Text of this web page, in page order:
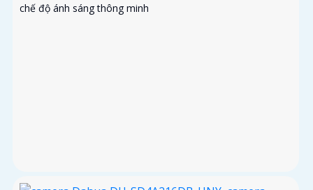
chế độ ánh sáng thông minh